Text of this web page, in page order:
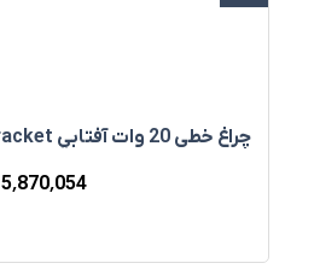
چراغ خطي 20 وات آفتابي SMD Bracket طرح ارکيده
5٬870٬054